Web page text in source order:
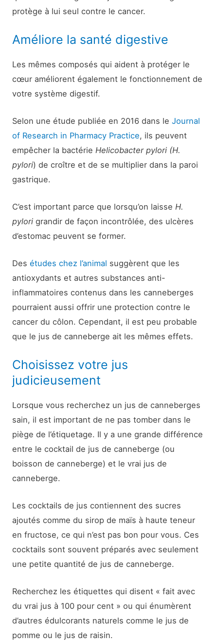
protège à lui seul contre le cancer.
Améliore la santé digestive
Les mêmes composés qui aident à protéger le
cœur améliorent également le fonctionnement de
votre système digestif.
Selon une étude publiée en 2016 dans leJournal
of Research in Pharmacy Practice, ils peuvent
empêcher la bactérie Helicobacter pylori (H.
pylori) de croître et de se multiplier dans la paroi
gastrique.
C’est important parce que lorsqu’on laisseH.
pylori grandir de façon incontrôlée, des ulcères
d’estomac peuvent se former.
Des études chez l’animal suggèrent que les
antioxydants et autres substances anti-
inflammatoires contenus dans les canneberges
pourraient aussi offrir une protection contre le
cancer du côlon. Cependant, il est peu probable
que le jus de canneberge ait les mêmes effets.
Choisissez votre jus
judicieusement
Lorsque vous recherchez un jus de canneberges
sain, il est important de ne pas tomber dans le
piège de l’étiquetage. Il y a une grande différence
entre le cocktail de jus de canneberge (ou
boisson de canneberge) et le vrai jus de
canneberge.
Les cocktails de jus contiennent des sucres
ajoutés comme du sirop de maïs à haute teneur
en fructose, ce qui n’est pas bon pour vous. Ces
cocktails sont souvent préparés avec seulement
une petite quantité de jus de canneberge.
Recherchez les étiquettes qui disent « fait avec
du vrai jus à 100 pour cent » ou qui énumèrent
d’autres édulcorants naturels comme le jus de
pomme ou le jus de raisin.